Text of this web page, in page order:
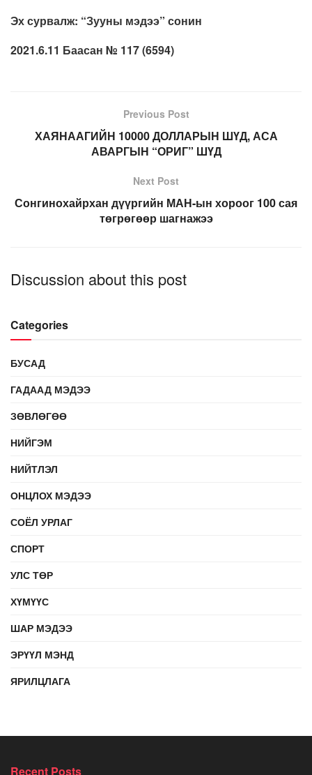
Эх сурвалж: “Зууны мэдээ” сонин
2021.6.11 Баасан № 117 (6594)
Previous Post
ХАЯНААГИЙН 10000 ДОЛЛАРЫН ШҮД, АСА
АВАРГЫН “ОРИГ” ШҮД
Next Post
Сонгинохайрхан дүүргийн МАН-ын хороог 100 сая
төгрөгөөр шагнажээ
Discussion about this post
Categories
БУСАД
ГАДААД МЭДЭЭ
ЗӨВЛӨГӨӨ
НИЙГЭМ
НИЙТЛЭЛ
ОНЦЛОХ МЭДЭЭ
СОЁЛ УРЛАГ
СПОРТ
УЛС ТӨР
ХҮМҮҮС
ШАР МЭДЭЭ
ЭРҮҮЛ МЭНД
ЯРИЛЦЛАГА
Recent Posts